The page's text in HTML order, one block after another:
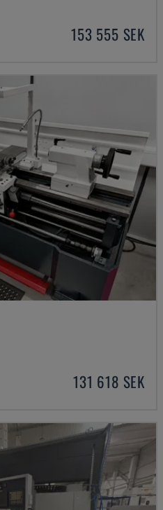
153 555 SEK
131 618 SEK